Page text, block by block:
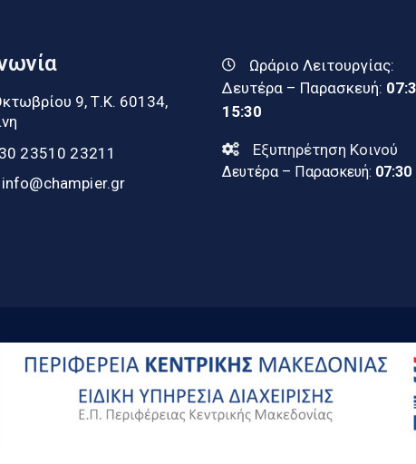
9, Τ.Κ. 60134,
23510 23211
info@champier.gr
Ωράριο Λειτουργίας:
Δευτέρα – Παρασκευή:
15:30
Εξυπηρέτηση Κοινού
Δευτέρα – Παρασκευή: 07:30